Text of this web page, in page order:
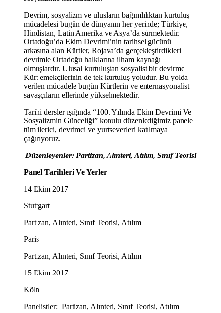
Devrim, sosyalizm ve ulusların bağımlılıktan kurtuluş
mücadelesi bugün de dünyanın her yerinde; Türkiye,
Hindistan, Latin Amerika ve Asya’da sürmektedir.
Ortadoğu’da Ekim Devrimi’nin tarihsel gücünü
arkasına alan Kürtler, Rojava’da gerçekleştirdikleri
devrimle Ortadoğu halklarına ilham kaynağı
olmuşlardır. Ulusal kurtuluştan sosyalist bir devirme
Kürt emekçilerinin de tek kurtuluş yoludur. Bu yolda
verilen mücadele bugün Kürtlerin ve enternasyonalist
savaşçıların ellerinde yükselmektedir.
Tarihi dersler ışığında “100. Yılında Ekim Devrimi Ve
Sosyalizmin Günceliği” konulu düzenlediğimiz panele
tüm ilerici, devrimci ve yurtseverleri katılmaya
çağırıyoruz.
Düzenleyenler: Partizan, Alınteri, Atılım, Sınıf Teorisi
Panel Tarihleri Ve Yerler
14 Ekim 2017
Stuttgart
Partizan, Alınteri, Sınıf Teorisi, Atılım
Paris
Partizan, Alınteri, Sınıf Teorisi, Atılım
15 Ekim 2017
Köln
Panelistler: Partizan, Alınteri, Sınıf Teorisi, Atılım